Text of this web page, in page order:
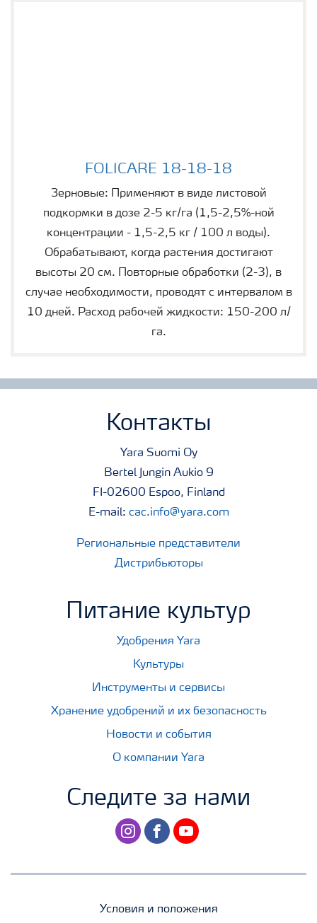
FOLICARE 18-18-18
Зерновые: Применяют в виде листовой
подкормки в дозе 2-5 кг/га (1,5-2,5%-ной
концентрации - 1,5-2,5 кг / 100 л воды).
Обрабатывают, когда растения достигают
высоты 20 см. Повторные обработки (2-3), в
случае необходимости, проводят с интервалом в
10 дней. Расход рабочей жидкости: 150-200 л/
га.
Контакты
Yara Suomi Oy
Bertel Jungin Aukio 9
FI-02600 Espoo, Finland
E-mail: cac.info@yara.com
Региональные представители
Дистрибьюторы
Питание культур
Удобрения Yara
Культуры
Инструменты и сервисы
Хранение удобрений и их безопасность
Новости и события
О компании Yara
Следите за нами
instagramfacebookyoutube
Условия и положения